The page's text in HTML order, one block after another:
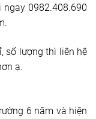
0982.408.690
số lượng thì liên hệ
ạ.
6 năm và hiện